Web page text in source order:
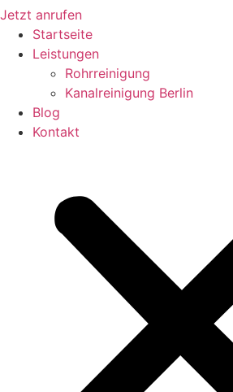
Jetzt anrufen
Startseite
Leistungen
Rohrreinigung
Kanalreinigung Berlin
Blog
Kontakt